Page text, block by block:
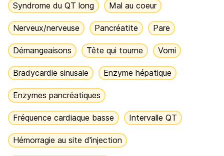
Syndrome du QT long Mal au coeur
Nerveux/nerveuse Pancréatite Pare
Démangeaisons Tête qui tourne Vomi
Bradycardie sinusale Enzyme hépatique
Enzymes pancréatiques
Fréquence cardiaque basse Intervalle QT
Hémorragie au site d'injection